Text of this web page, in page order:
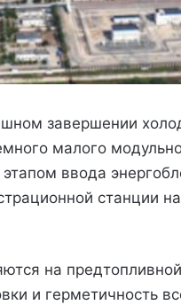
завершении
малого
ввода
станции
на
и герметичность